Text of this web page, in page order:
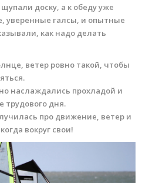
вингфойлингу
кайтсерфингу
вингфойлинга
сап и вейкборд
скидок
катания
Наши Станции
доску, а к обеду уже
уверенные галсы, и опытные
как надо делать
ветер ровно такой, чтобы
наслаждались прохладой и
трудового дня.
про движение, ветер и
вокруг свои!